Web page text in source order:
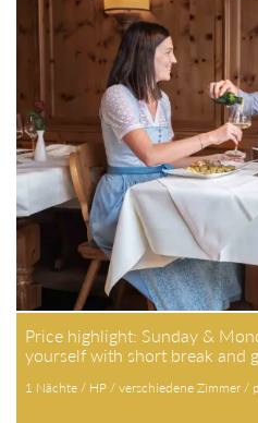
Price highlight: Sunday &
yourself with short break and
1 Nächte / HP / verschiedene Zimmer /